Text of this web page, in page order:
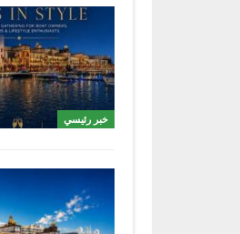
خبر رئيسي